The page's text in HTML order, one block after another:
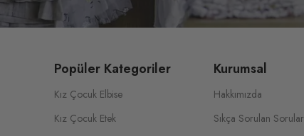
Popüler Kategoriler
Kız Çocuk Elbise
Kız Çocuk Etek
Kurumsal
Hakkımızda
Sıkça Sorulan Sorular